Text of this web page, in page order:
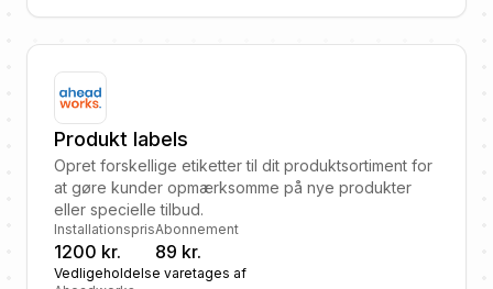
Produkt labels
Opret forskellige etiketter til dit produktsortiment for
at gøre kunder opmærksomme på nye produkter
eller specielle tilbud.
Installationspris
1200 kr.
Abonnement
89 kr.
Vedligeholdelse varetages af